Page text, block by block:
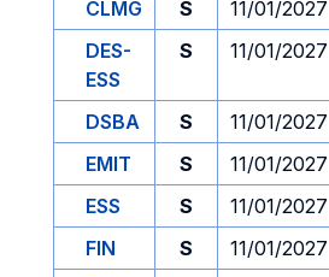
CLMG
S 11/01/2027
DES-
ESS
S 11/01/2027
DSBA S 11/01/2027
EMIT
S 11/01/2027
ESS
S 11/01/2027
FIN
S 11/01/2027